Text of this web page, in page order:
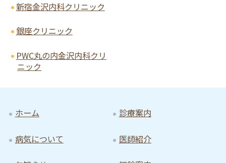
新宿金沢内科クリニック
銀座クリニック
PWC丸の内金沢内科クリ
ニック
ホーム 診療案内
病気について 医師紹介